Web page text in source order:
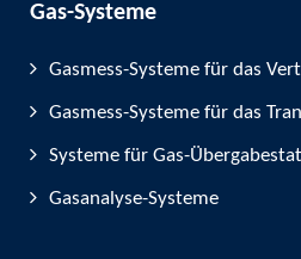
Gas-Systeme
Gasmess-Systeme für das
Gasmess-Systeme für das
Systeme für Gas-
Gasanalyse-Systeme